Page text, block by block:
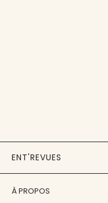
ENT'REVUES
À PROPOS